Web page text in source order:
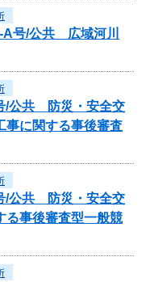
A号/公共 広域河川
/公共 防災・安全交
事に関する事後審査
/公共 防災・安全交
る事後審査型一般競